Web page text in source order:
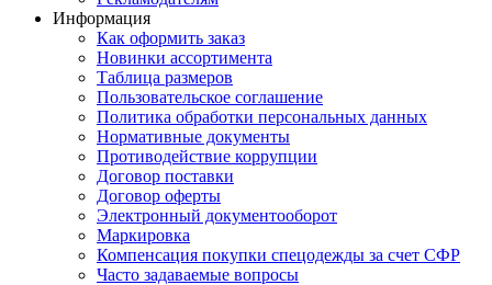
Информация
Как оформить заказ
Новинки ассортимента
Таблица размеров
Пользовательское соглашение
Политика обработки персональных данных
Нормативные документы
Противодействие коррупции
Договор поставки
Договор оферты
Электронный документооборот
Маркировка
Компенсация покупки спецодежды за счет СФР
Часто задаваемые вопросы